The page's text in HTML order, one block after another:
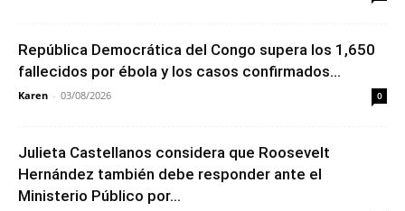
República Democrática del Congo supera los 1,650
fallecidos por ébola y los casos confirmados...
Karen - 03/08/2026 0
Julieta Castellanos considera que Roosevelt
Hernández también debe responder ante el
Ministerio Público por...